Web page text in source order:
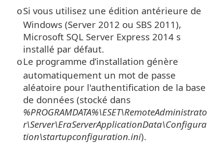
oSi vous utilisez une édition antérieure de
Windows (Server 2012 ou SBS 2011),
Microsoft SQL Server Express 2014 s
installé par défaut.
oLe programme d’installation génère
automatiquement un mot de passe
aléatoire pour l'authentification de la base
de données (stocké dans
%PROGRAMDATA%\ESET\RemoteAdministrato
r\Server\EraServerApplicationData\Configura
tion\startupconfiguration.ini).